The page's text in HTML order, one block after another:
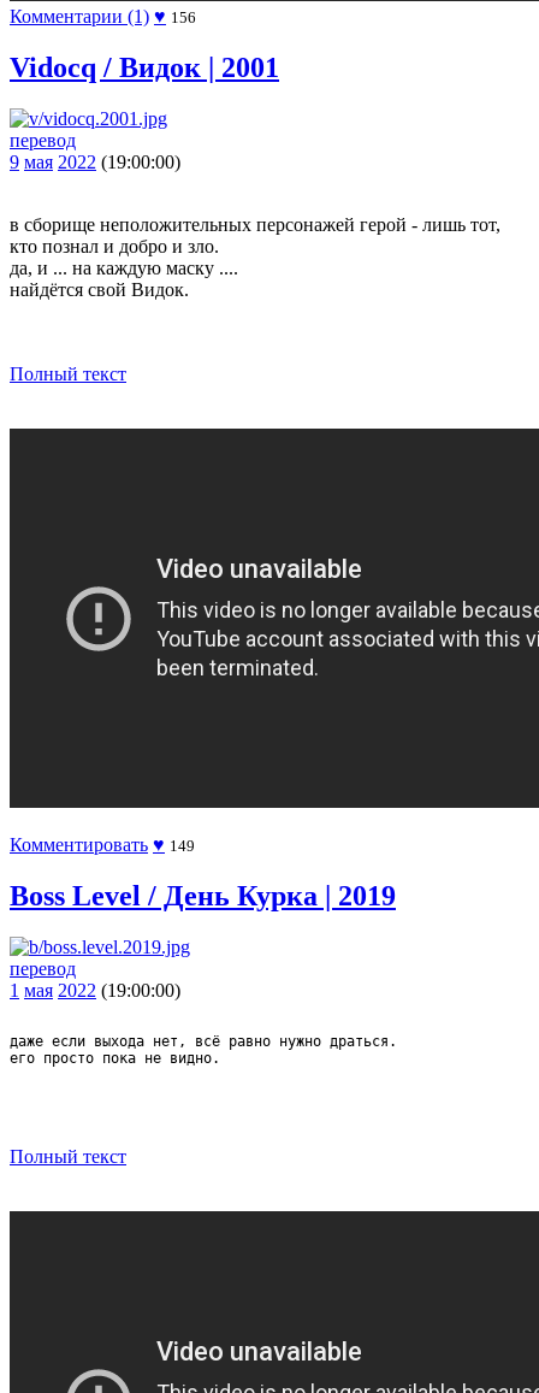
Комментарии (1) ♥ 156
Vidocq / Видок | 2001
перевод
9 мая 2022 (19:00:00)
в сборище неположительных персонажей герой - лишь тот,
кто познал и добро и зло.
да, и ... на каждую маску ....
найдётся свой Видок.
Полный текст
Комментировать ♥ 149
Boss Level / День Курка | 2019
перевод
1 мая 2022 (19:00:00)
даже если выхода нет, всё равно нужно драться.
его просто пока не видно.
Полный текст